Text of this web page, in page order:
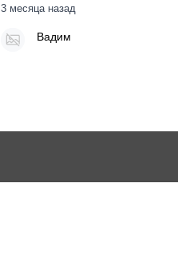
3 месяца назад
Вадим